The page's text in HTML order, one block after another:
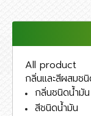
All product
กลิ่นและสีผสมช
กลิ่นชนิดน้ำมัน
สีชนิดน้ำมัน